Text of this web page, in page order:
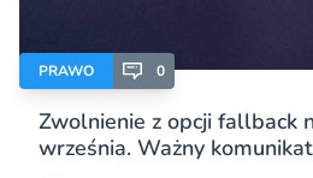
PRAWO 0
Zwolnienie z opcji fallback
września. Ważny